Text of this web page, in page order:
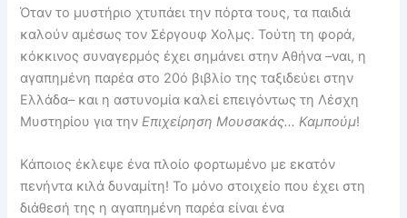
Όταν το μυστήριο χτυπάει την πόρτα τους, τα παιδιά
καλούν αμέσως τον Σέργουφ Χολμς. Τούτη τη φορά,
κόκκινος συναγερμός έχει σημάνει στην Αθήνα –ναι, η
αγαπημένη παρέα στο 20ό βιβλίο της ταξιδεύει στην
Ελλάδα– και η αστυνομία καλεί επειγόντως τη Λέσχη
Μυστηρίου για τηνΕπιχείρηση Μουσακάς… Καμπούμ!
Κάποιος έκλεψε ένα πλοίο φορτωμένο με εκατόν
πενήντα κιλά δυναμίτη! Το μόνο στοιχείο που έχει στη
διάθεσή της η αγαπημένη παρέα είναι ένα